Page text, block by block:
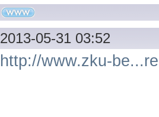
2013-05-31 03:52
http://www.zku-